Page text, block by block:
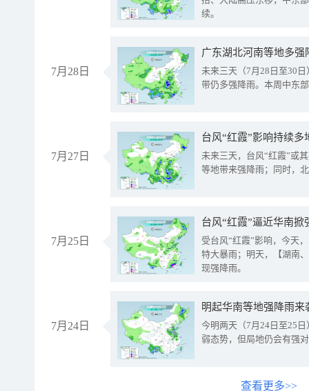
续。
7月28日
广东湖北河南等地多
未来三天（7月28日至30
带仍多强降雨。本周中东
7月27日
台风“红霞”影响持续
未来三天，台风“红霞”或
等地带来强降雨；同时，
7月25日
台风“红霞”逼近华南
受台风“红霞”影响，今天
特大暴雨；明天，【湖南
现强降雨。
7月24日
明起华南等地强降雨
今明两天（7月24日至25
弱态势，但局地仍会有强
查看更多>>